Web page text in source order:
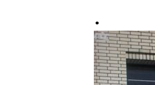
.